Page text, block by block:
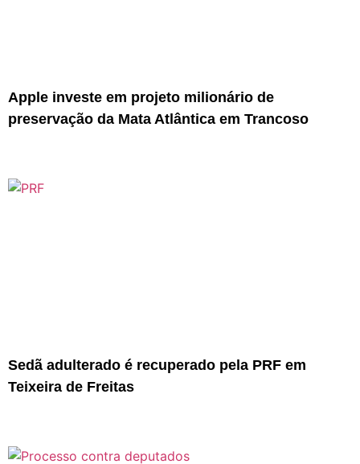
Apple investe em projeto milionário de
preservação da Mata Atlântica em Trancoso
Sedã adulterado é recuperado pela PRF em
Teixeira de Freitas